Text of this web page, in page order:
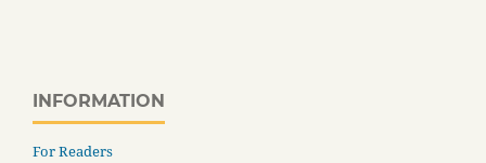
INFORMATION
For Readers